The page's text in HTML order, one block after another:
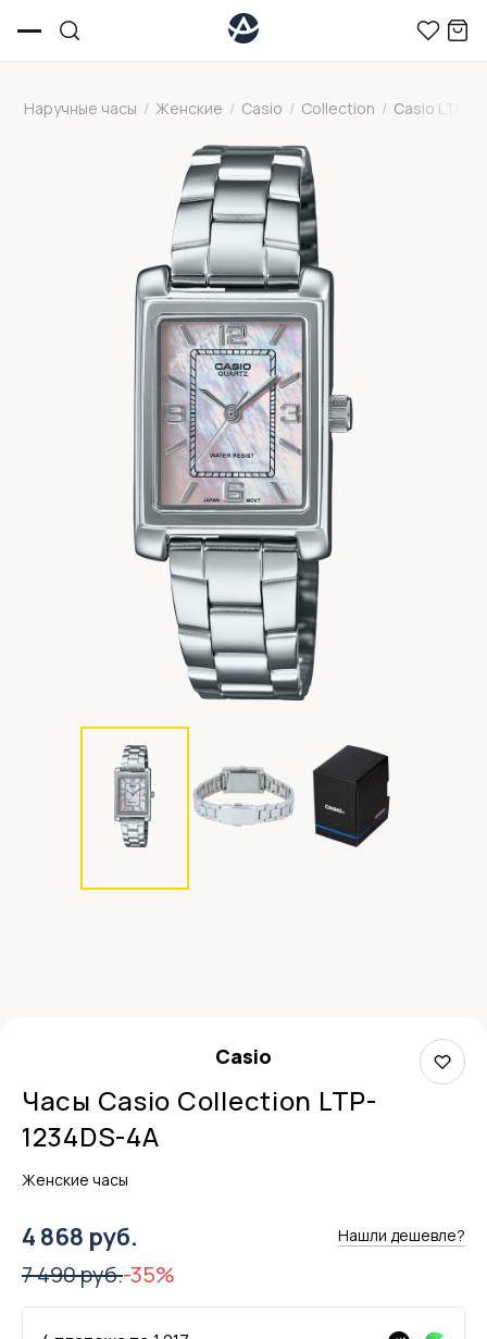
Наручные часы / Женские / Casio / Collection / Casio LTP-
Casio
Часы Casio Collection LTP-
1234DS-4A
Женские часы
4 868 руб. Нашли дешевле?
7 490 руб.-35%